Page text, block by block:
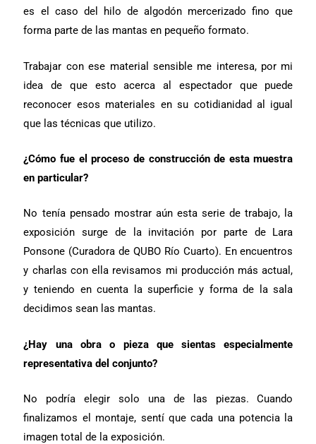
es el caso del hilo de algodón mercerizado fino que
forma parte de las mantas en pequeño formato.
Trabajar con ese material sensible me interesa, por mi
idea de que esto acerca al espectador que puede
reconocer esos materiales en su cotidianidad al igual
que las técnicas que utilizo.
¿Cómo fue el proceso de construcción de esta muestra
en particular?
No tenía pensado mostrar aún esta serie de trabajo, la
exposición surge de la invitación por parte de Lara
Ponsone (Curadora de QUBO Río Cuarto). En encuentros
y charlas con ella revisamos mi producción más actual,
y teniendo en cuenta la superficie y forma de la sala
decidimos sean las mantas.
¿Hay una obra o pieza que sientas especialmente
representativa del conjunto?
No podría elegir solo una de las piezas. Cuando
finalizamos el montaje, sentí que cada una potencia la
imagen total de la exposición.